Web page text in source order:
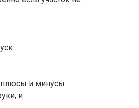
плюсы и минусы
и